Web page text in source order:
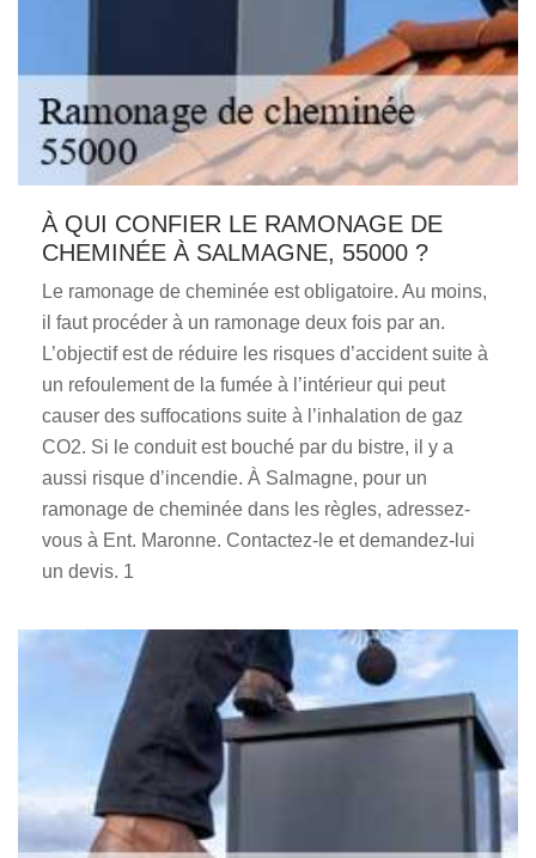
À QUI CONFIER LE RAMONAGE DE
CHEMINÉE À SALMAGNE, 55000 ?
Le ramonage de cheminée est obligatoire. Au moins,
il faut procéder à un ramonage deux fois par an.
L’objectif est de réduire les risques d’accident suite à
un refoulement de la fumée à l’intérieur qui peut
causer des suffocations suite à l’inhalation de gaz
CO2. Si le conduit est bouché par du bistre, il y a
aussi risque d’incendie. À Salmagne, pour un
ramonage de cheminée dans les règles, adressez-
vous à Ent. Maronne. Contactez-le et demandez-lui
un devis. 1